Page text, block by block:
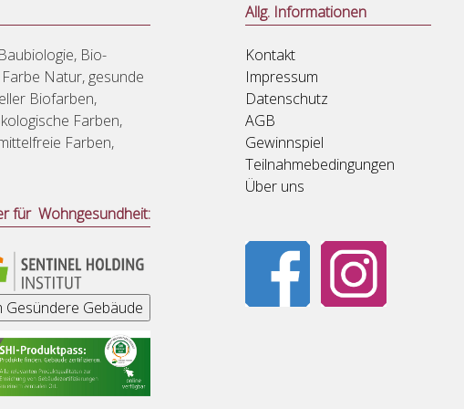
Bio-
Natur, gesunde
Biofarben,
Farben,
Farben,
für Wohngesundheit:
Allg. Informationen
Kontakt
Impressum
Datenschutz
AGB
Gewinnspiel
Teilnahmebedingungen
Über uns